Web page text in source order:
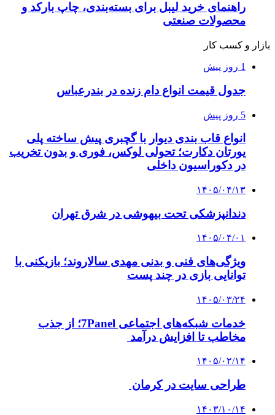
راهنمای خرید لیبل برای بسته‌بندی، چاپ بارکد و
محصولات صنعتی
بازار و کسب کار
1 روز پیش
جدول قیمت انواع دام زنده در بندرعباس
5 روز پیش
انواع قاب بندی دیوار با گچبری پیش ساخته پلی
یورتان دکارت؛ تحولی لوکس، فوری و بدون تخریب
در دکوراسیون داخلی
۱۴۰۵/۰۴/۱۳
دندانپزشکی تحت بیهوشی در شرق تهران
۱۴۰۵/۰۴/۰۱
ویژگی‌های فنی و بدنی مهدی سالاروند؛ بازیکنی با
توانایی بازی در چند پست
۱۴۰۵/۰۳/۲۴
خدمات شبکه‌های اجتماعی 7Panel؛ از جذب
مخاطب تا افزایش درآمد
۱۴۰۵/۰۲/۱۴
طراحی سایت در کرمان
۱۴۰۳/۱۰/۱۴